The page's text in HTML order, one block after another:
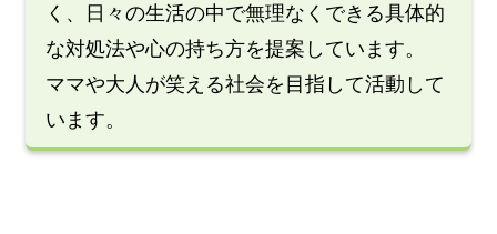
く、日々の生活の中で無理なくできる具体的
な対処法や心の持ち方を提案しています。
ママや大人が笑える社会を目指して活動して
います。